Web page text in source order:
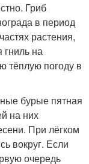
Гриб
в период
растения,
гниль на
тёплую погоду в
бурые пятная
на них
При лёгком
вокруг. Если
очередь